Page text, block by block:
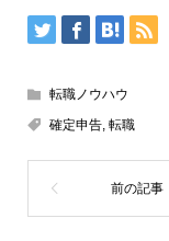
転職ノウハウ
確定申告, 転職